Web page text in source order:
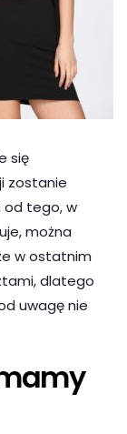
się
zostanie
od tego, w
można
w ostatnim
dlatego
uwagę nie